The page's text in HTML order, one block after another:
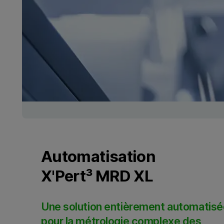
Automatisation
X'Pert³ MRD XL
Une solution entièrement
pour la métrologie complexe des